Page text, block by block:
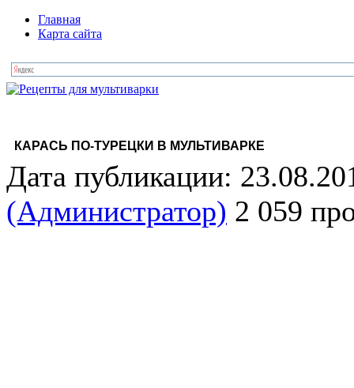
Главная
Карта сайта
КАРАСЬ ПО-ТУРЕЦКИ В МУЛЬТИВАРКЕ
Дата публикации:
(Администратор) 2 059